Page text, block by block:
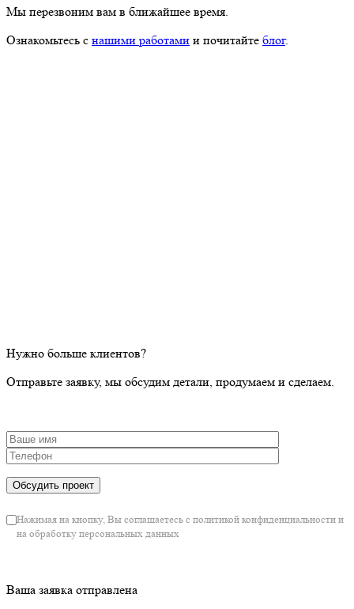
Мы перезвоним вам в ближайшее время.
Ознакомьтесь с нашими работами и почитайте блог.
Нужно больше клиентов?
Отправьте заявку, мы обсудим детали, продумаем и сделаем.
Нажимая на кнопку, Вы соглашаетесь с политикой конфиденциальности и
на обработку персональных данных
Ваша заявка отправлена